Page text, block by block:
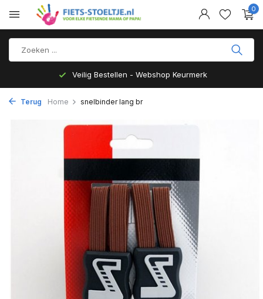
0
Veilig Bestellen - Webshop Keurmerk
Terug Home snelbinder lang br